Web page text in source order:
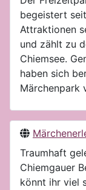
begeistert
Attraktionen
und zählt zu
Chiemsee.
haben sich
Märchenpark
Traumhaft
Chiemgauer
könnt ihr viel